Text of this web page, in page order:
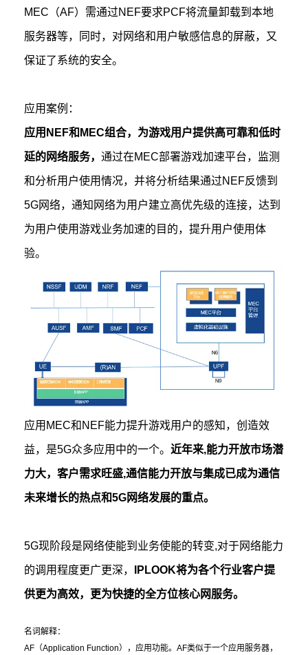
MEC（AF）需通过NEF要求PCF将流量卸载到本地
服务器等，同时，对网络和用户敏感信息的屏蔽，又
保证了系统的安全。
应用案例：
应用NEF和MEC组合，为游戏用户提供高可靠和低时
延的网络服务，通过在MEC部署游戏加速平台，监测
和分析用户使用情况，并将分析结果通过NEF反馈到
5G网络，通知网络为用户建立高优先级的连接，达到
为用户使用游戏业务加速的目的，提升用户使用体
验。
应用MEC和NEF能力提升游戏用户的感知，创造效
益，是5G众多应用中的一个。近年来,能力开放市场潜
力大，客户需求旺盛,通信能力开放与集成已成为通信
未来增长的热点和5G网络发展的重点。
5G现阶段是网络使能到业务使能的转变,对于网络能力
的调用程度更广更深， IPLOOK将为各个行业客户提
供更为高效，更为快捷的全方位核心网服务。
名词解释：
AF （Application Function），应用功能。AF类似于一个应用服务器，